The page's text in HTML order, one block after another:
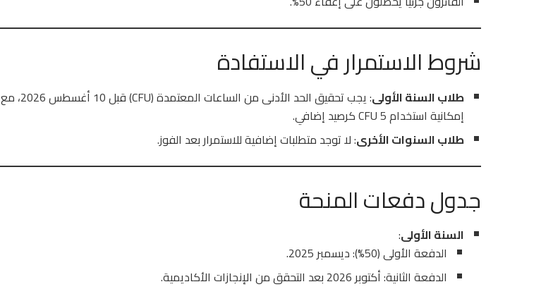
شروط الاستمرار في الاستفادة
طلاب السنة الأولى
: يجب تحقيق الحد الأدنى من الساعات المعتمدة (CFU) قبل 10 أغسطس 2026، مع
إمكانية استخدام 5 CFU كرصيد إضافي.
طلاب السنوات الأخرى: لا توجد متطلبات إضافية للاستمرار بعد الفوز.
جدول دفعات المنحة
السنة الأولى:
الدفعة الأولى (50%): ديسمبر 2025.
الدفعة الثانية: أكتوبر 2026 بعد التحقق من الإنجازات الأكاديمية.